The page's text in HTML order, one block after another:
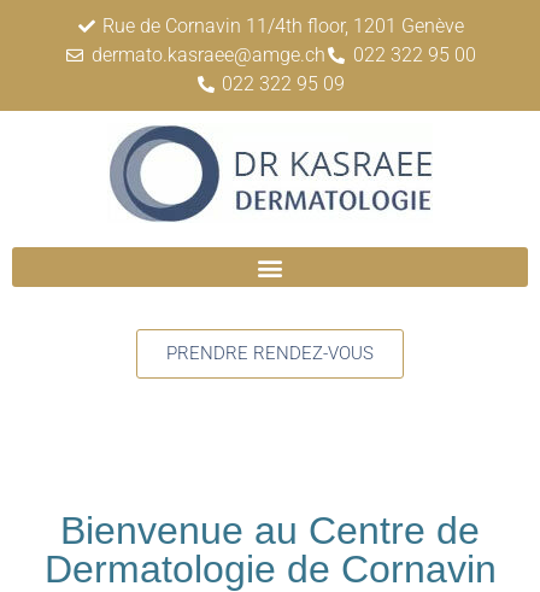
Rue de Cornavin 11/4th floor, 1201 Genève
dermato.kasraee@amge.ch
022 322 95 00
022 322 95 09
PRENDRE RENDEZ-VOUS
Bienvenue au Centre de
Dermatologie de Cornavin